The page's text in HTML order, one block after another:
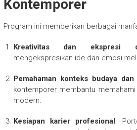
Kontemporer
Program ini memberikan berbagai
Kreativitas dan ekspresi
mengekspresikan ide dan emosi
Pemahaman konteks budaya
kontemporer membantu
modern.
Kesiapan karier profesional: